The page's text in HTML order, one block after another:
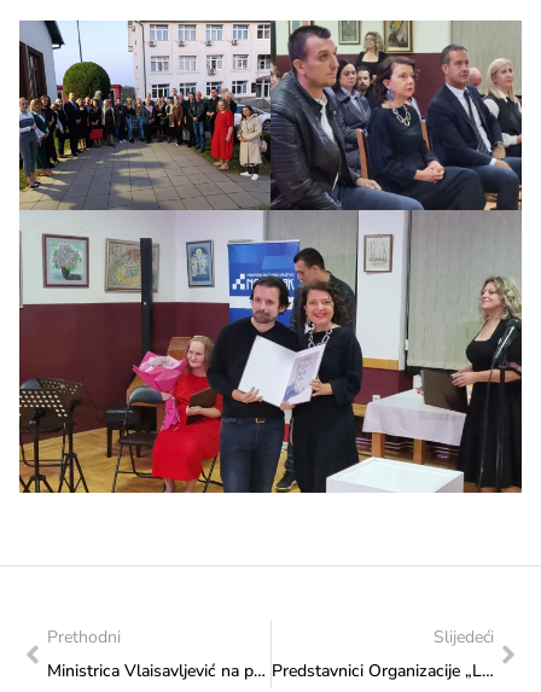
Prethodni
Ministrica Vlaisavljević na promociji slikovnice u organizaciji Matice hrvatske Mostar
Slijedeći
Predstavnici Organizacije „LIFT – prostorne inicijative“ prezentovali ministrici Vlaisavljević inicijativu za učešće Bosne i Hercegovine na Bijenalu arhitekture u Veneciji